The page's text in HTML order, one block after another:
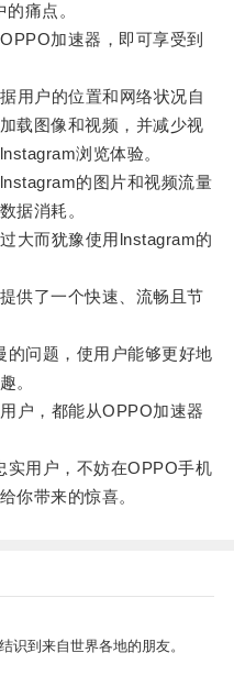
痛点。
加速器，即可享受到
户的位置和网络状况自
载图像和视频，并减少视
浏览体验。
的图片和视频流量
据消耗。
而犹豫使用lnstagram的
了一个快速、流畅且节
问题，使用户能够更好地
。
，都能从OPPO加速器
用户，不妨在OPPO手机
你带来的惊喜。
识到来自世界各地的朋友。